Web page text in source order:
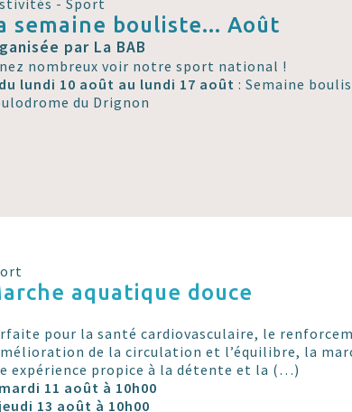
- Sport
semaine bouliste... Août
par La BAB
nombreux voir notre sport national !
du lundi 10 août au lundi 17 août: Semaine
du Drignon
aquatique douce
pour la santé cardiovasculaire, le
de la circulation et l’équilibre, la
expérience propice à la détente et la (…)
mardi 11 août à 10h00
jeudi 13 août à 10h00